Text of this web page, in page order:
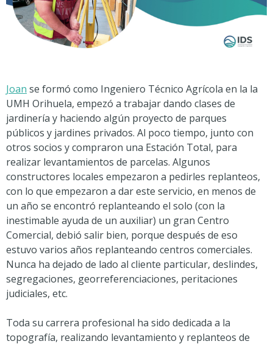
Joan se formó como Ingeniero Técnico Agrícola en la la
UMH Orihuela, empezó a trabajar dando clases de
jardinería y haciendo algún proyecto de parques
públicos y jardines privados. Al poco tiempo, junto con
otros socios y compraron una Estación Total, para
realizar levantamientos de parcelas. Algunos
constructores locales empezaron a pedirles replanteos,
con lo que empezaron a dar este servicio, en menos de
un año se encontró replanteando el solo (con la
inestimable ayuda de un auxiliar) un gran Centro
Comercial, debió salir bien, porque después de eso
estuvo varios años replanteando centros comerciales.
Nunca ha dejado de lado al cliente particular, deslindes,
segregaciones, georreferenciaciones, peritaciones
judiciales, etc.
Toda su carrera profesional ha sido dedicada a la
topografía, realizando levantamiento y replanteos de